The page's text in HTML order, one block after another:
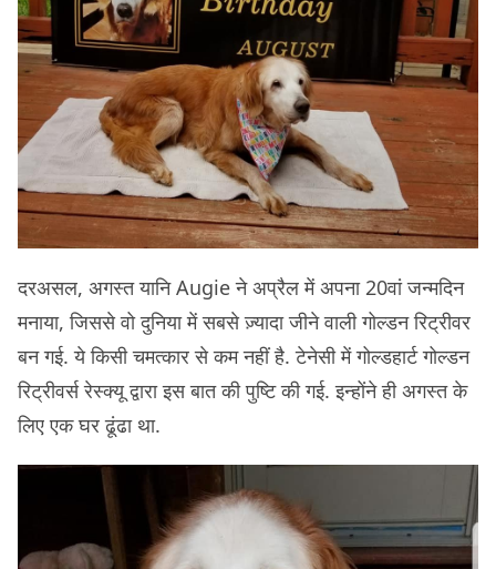
दरअसल, अगस्त यानि Augie ने अप्रैल में अपना 20वां जन्मदिन
मनाया, जिससे वो दुनिया में सबसे ज़्यादा जीने वाली गोल्डन रिट्रीवर
बन गई. ये किसी चमत्कार से कम नहीं है. टेनेसी में गोल्डहार्ट गोल्डन
रिट्रीवर्स रेस्क्यू द्वारा इस बात की पुष्टि की गई. इन्होंने ही अगस्त के
लिए एक घर ढूंढा था.